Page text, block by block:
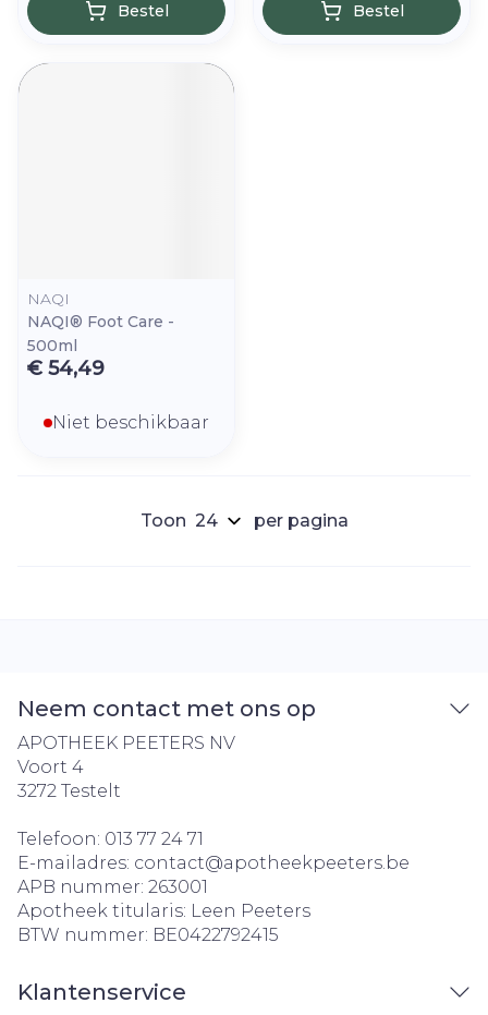
Bestel Bestel
NAQI
NAQI® Foot Care -
500ml
€ 54,49
Niet beschikbaar
Toon per pagina
Neem contact met ons op
APOTHEEK PEETERS NV
Voort 4
3272 Testelt
Telefoon: 013 77 24 71
E-mailadres: contact@apotheekpeeters.be
APB nummer: 263001
Apotheek titularis: Leen Peeters
BTW nummer: BE0422792415
Klantenservice